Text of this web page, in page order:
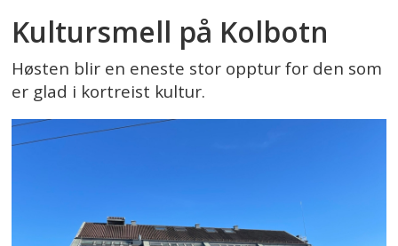
Kultursmell på Kolbotn
Høsten blir en eneste stor opptur for den som
er glad i kortreist kultur.